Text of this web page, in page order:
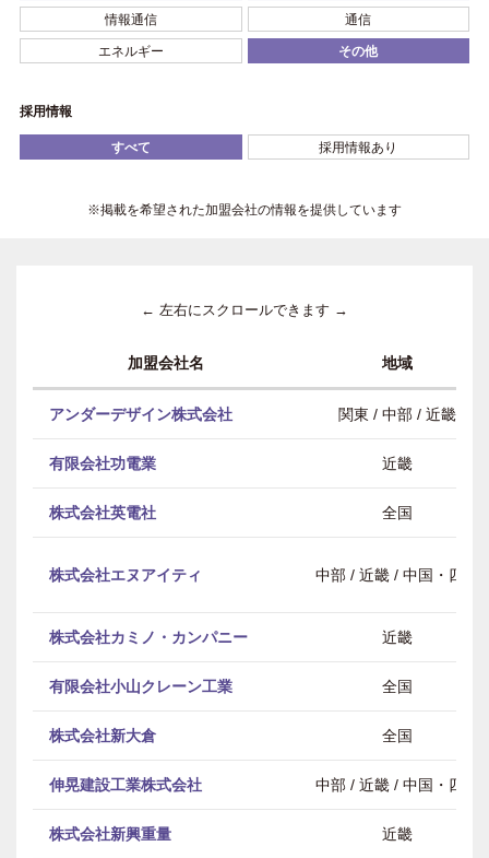
情報通信 通信
エネルギー その他
採用情報
すべて 採用情報あり
※掲載を希望された加盟会社の情報を提供しています
← 左右にスクロールできます →
加盟会社名 地域
アンダーデザイン株式会社 関東 / 中部 / 近畿
有限会社功電業 近畿
株式会社英電社 全国
株式会社エヌアイティ 中部 / 近畿 / 中国・四国
株式会社カミノ・カンパニー 近畿
有限会社小山クレーン工業 全国
株式会社新大倉 全国
伸晃建設工業株式会社 中部 / 近畿 / 中国・四国
株式会社新興重量 近畿